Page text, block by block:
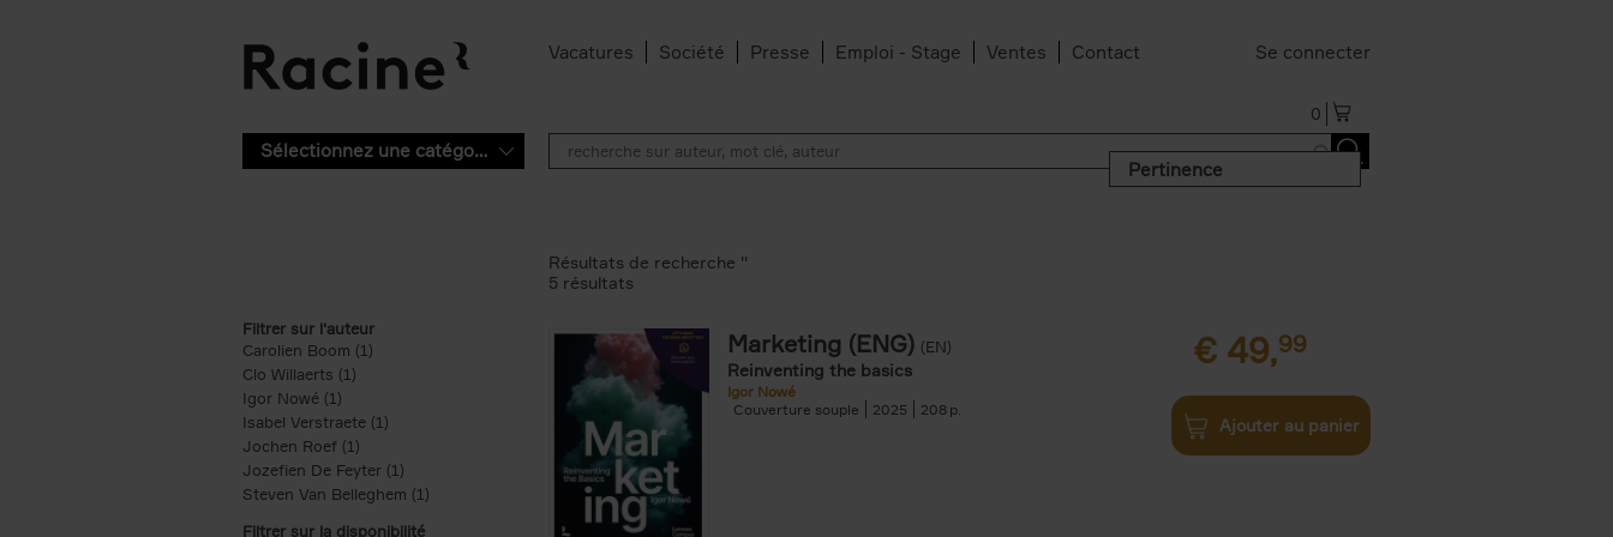
Vacatures Société Presse Emploi - Stage Ventes Contact Se connecter
0
Sélectionnez une catégorie
Pertinence
Filtrer sur l'auteur
Carolien Boom (1)
Clo Willaerts (1)
Igor Nowé (1)
Isabel Verstraete (1) Apply Isabel Verstraete filter
Jochen Roef (1)
Jozefien De Feyter (1) Apply Jozefien De Feyter filter
Steven Van Belleghem (1) Apply Steven Van Belleghem filter
Filtrer sur la disponibilité
Résultats de recherche ''
5 résultats
Marketing (ENG) (EN)
Reinventing the basics
Igor Nowé
Couverture souple
2025 208
€ 49,99
Ajouter au panier